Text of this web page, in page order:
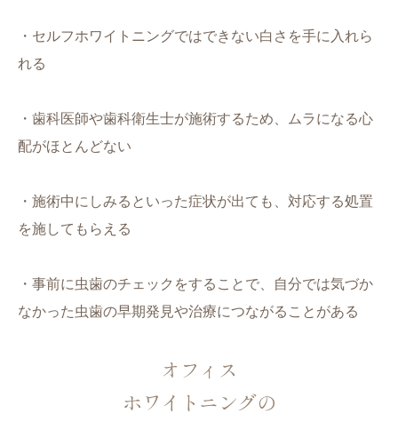
・セルフホワイトニングではできない白さを手に入れら
れる
・歯科医師や歯科衛生士が施術するため、ムラになる心
配がほとんどない
・施術中にしみるといった症状が出ても、対応する処置
を施してもらえる
・事前に虫歯のチェックをすることで、自分では気づか
なかった虫歯の早期発見や治療につながることがある
オフィス
ホワイトニングの